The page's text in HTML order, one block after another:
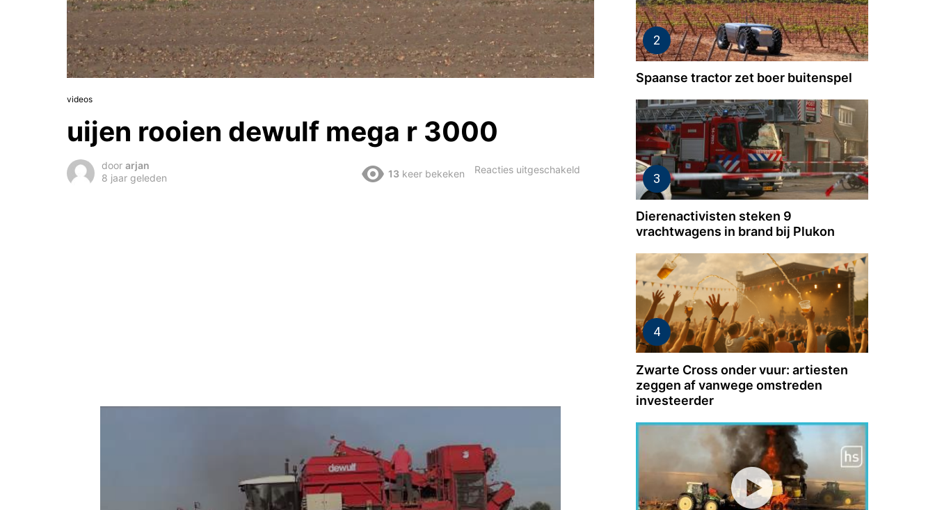
videos
uijen rooien dewulf mega r 3000
door arjan
8 jaar geleden
13 keer bekeken Reacties uitgeschakeld
Spaanse tractor zet boer buitenspel
Dierenactivisten steken 9
vrachtwagens in brand bij Plukon
Zwarte Cross onder vuur: artiesten
zeggen af vanwege omstreden
investeerder